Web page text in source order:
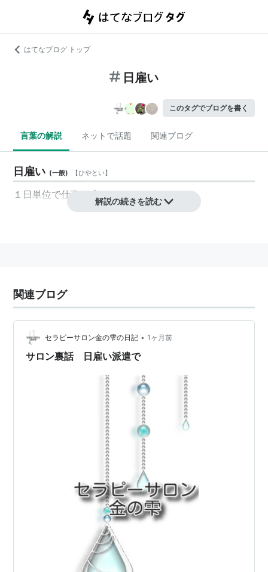
はてなブログ トップ
日雇い
このタグでブログを書く
言葉の解説 ネットで話題 関連ブログ
日雇い (一般) 【ひやとい】
１日単位で仕事に雇われること。
解説の続きを読む
関連ブログ
セラピーサロン金の雫の日記 • 1ヶ月前
サロン裏話 日雇い派遣で